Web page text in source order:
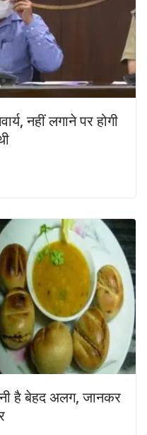
नहीं लगाने पर होगी
है बेहद अलग, जानकर